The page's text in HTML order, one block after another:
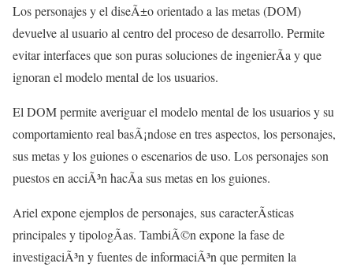
Los personajes y el diseÃ±o orientado a las metas (DOM)
devuelve al usuario al centro del proceso de desarrollo. Permite
evitar interfaces que son puras soluciones de ingenierÃ­a y que
ignoran el modelo mental de los usuarios.
El DOM permite averiguar el modelo mental de los usuarios y su
comportamiento real basÃ¡ndose en tres aspectos, los personajes,
sus metas y los guiones o escenarios de uso. Los personajes son
puestos en acciÃ³n hacÃ­a sus metas en los guiones.
Ariel expone ejemplos de personajes, sus caracterÃ­sticas
principales y tipologÃ­as. TambiÃ©n expone la fase de
investigaciÃ³n y fuentes de informaciÃ³n que permiten la